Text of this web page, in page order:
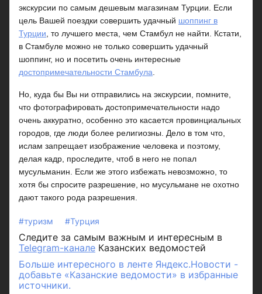
экскурсии по самым дешевым магазинам Турции. Если
цель Вашей поездки совершить удачный шоппинг в
Турции , то лучшего места, чем Стамбул не найти. Кстати,
в Стамбуле можно не только совершить удачный
шоппинг, но и посетить очень интересные
достопримечательности Стамбула
Но, куда бы Вы ни отправились на экскурсии, помните,
что фотографировать достопримечательности надо
очень аккуратно, особенно это касается провинциальных
городов, где люди более религиозны. Дело в том что,
ислам запрещает изображение человека и поэтому,
делая кадр, проследите, чтоб в него не попал
мусульманин. Если же этого избежать невозможно, то
хотя бы спросите разрешение, но мусульмане не охотно
дают такого рода разрешения.
#туризм #Турция
Следите за самым важным и интересным в
Telegram-канале Казанских ведомостей
Больше интересного в ленте Яндекс.Новости -
добавьте «Казанские ведомости» в избранные
источники.